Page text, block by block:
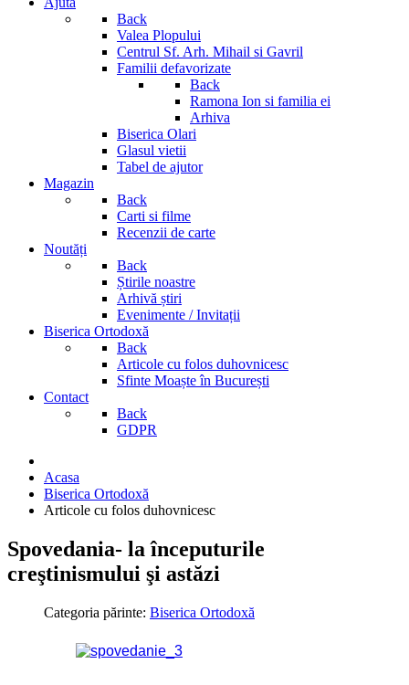
Back
Valea Plopului
Centrul Sf. Arh. Mihail si Gavril
Familii defavorizate
Back
Ramona Ion si familia ei
Arhiva
Biserica Olari
Glasul vietii
Tabel de ajutor
Magazin
Back
Carti si filme
Recenzii de carte
Noutăți
Back
Știrile noastre
Arhivă știri
Evenimente / Invitații
Biserica Ortodoxă
Back
Articole cu folos duhovnicesc
Sfinte Moaște în București
Contact
Back
GDPR
Acasa
Biserica Ortodoxă
Articole cu folos duhovnicesc
Spovedania- la începuturile
creştinismului şi astăzi
Categoria părinte: Biserica Ortodoxă